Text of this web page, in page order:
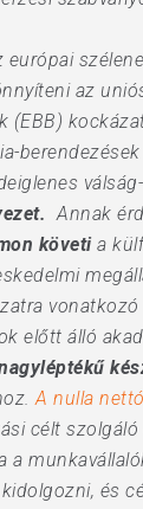
európai
az
(EBB)
Annak
követia
előtt álló
A nulla
célt
és